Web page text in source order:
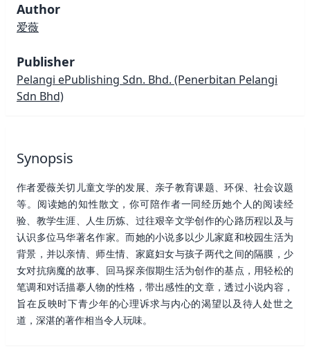
Author
爱薇
Publisher
Pelangi ePublishing Sdn. Bhd. (Penerbitan Pelangi
Sdn Bhd)
Synopsis
作者爱薇关切儿童文学的发展、亲子教育课题、环保、社会议题
等。阅读她的知性散文，你可陪作者一同经历她个人的阅读经
验、教学生涯、人生历炼、过往艰辛文学创作的心路历程以及与
认识多位马华著名作家。而她的小说多以少儿家庭和校园生活为
背景，并以亲情、师生情、家庭妇女与孩子两代之间的隔膜，少
女对抗病魔的故事、回马探亲假期生活为创作的基点，用轻松的
笔调和对话描摹人物的性格，带出感性的文章，透过小说内容，
旨在反映时下青少年的心理诉求与内心的渴望以及待人处世之
道，深湛的著作相当令人玩味。